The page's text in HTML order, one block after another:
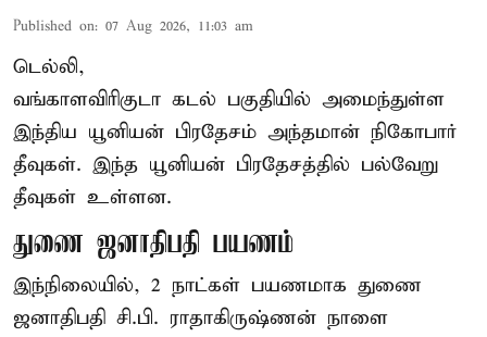
Published on: 07 Aug 2026, 11:03 am
டெல்லி,
வங்காளவிரிகுடா கடல் பகுதியில் அமைந்துள்ள
இந்திய யூனியன் பிரதேசம் அந்தமான் நிகோபார்
தீவுகள். இந்த யூனியன் பிரதேசத்தில் பல்வேறு
தீவுகள் உள்ளன.
துணை ஜனாதிபதி பயணம்
இந்நிலையில், 2 நாட்கள் பயணமாக துணை
ஜனாதிபதி சி.பி. ராதாகிருஷ்ணன் நாளை